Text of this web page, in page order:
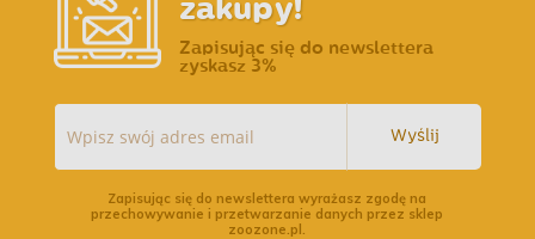
zakupy!
Zapisując się do newslettera
zyskasz 3%
Wyślij
Zapisując się do newslettera wyrażasz zgodę na
przechowywanie i przetwarzanie danych przez sklep
zoozone.pl.